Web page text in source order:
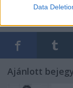
Data
Ajánlott